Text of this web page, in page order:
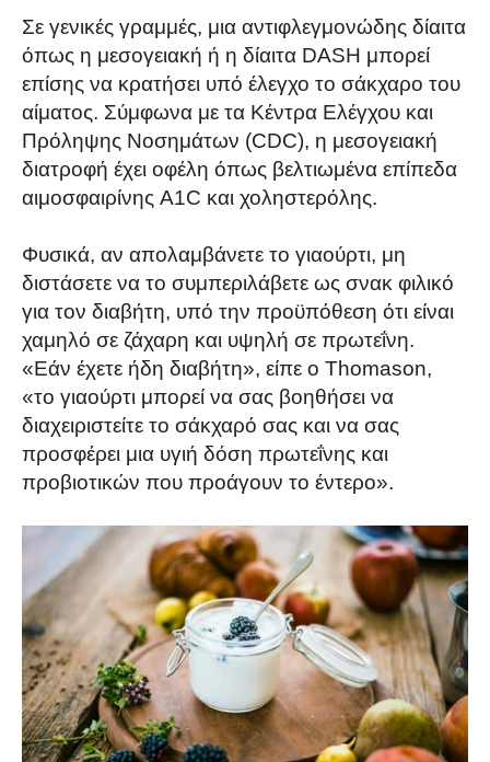
Σε γενικές γραμμές, μια αντιφλεγμονώδης δίαιτα
όπως η μεσογειακή ή η δίαιτα DASH μπορεί
επίσης να κρατήσει υπό έλεγχο το σάκχαρο του
αίματος. Σύμφωνα με τα Κέντρα Ελέγχου και
Πρόληψης Νοσημάτων (CDC), η μεσογειακή
διατροφή έχει οφέλη όπως βελτιωμένα επίπεδα
αιμοσφαιρίνης A1C και χοληστερόλης.
Φυσικά, αν απολαμβάνετε το γιαούρτι, μη
διστάσετε να το συμπεριλάβετε ως σνακ φιλικό
για τον διαβήτη, υπό την προϋπόθεση ότι είναι
χαμηλό σε ζάχαρη και υψηλή σε πρωτεΐνη.
«Εάν έχετε ήδη διαβήτη», είπε ο Thomason,
«το γιαούρτι μπορεί να σας βοηθήσει να
διαχειριστείτε το σάκχαρό σας και να σας
προσφέρει μια υγιή δόση πρωτεΐνης και
προβιοτικών που προάγουν το έντερο».